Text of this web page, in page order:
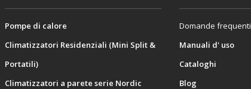
Pompe di calore
Climatizzatori Residenziali (Mini Split &
Portatili)
Climatizzatori a parete serie Nordic
Domande frequenti
Manuali d' uso
Cataloghi
Blog